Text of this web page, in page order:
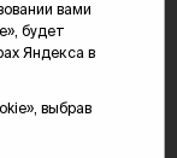
вами
будет
Яндекса в
выбрав